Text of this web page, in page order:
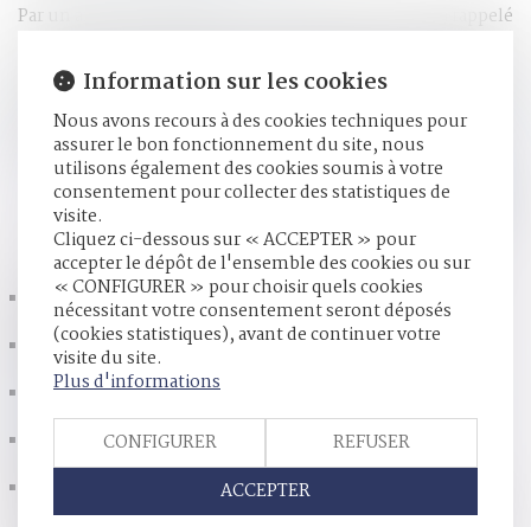
Par un arrêt du 15 janvier 2025, la Cour de cassation a rappelé
que, malgré l'adoption d'un régime de communauté
universelle avec clause d'attribution intégrale au conjoint
survivant (dernier-vivant), les héritiers réservataires
peuvent demander le partage des biens propres du défunt
sur lesquels ils détiennent une quote-part indivise...Lire la
suite
HISTORIQUE
Violence conjugale : le contrôle coercitif, un crime de
liberté désormais dans le droit français
Procréation post mortem : vers une autorisation en
France ?
Indivision successorale et démembrement : la Cour de
cassation tranche en faveur des nus-propriétaires
Devoir conjugal et liberté sexuelle : la CEDH protège le
consentement dans le mariage
Protection de l’enfance : face à une situation
extrêmement dégradée, la Défenseure des droits dénonce
Information sur les cookies
Nous avons recours à des cookies techniques pour
assurer le bon fonctionnement du site, nous
utilisons également des cookies soumis à votre
consentement pour collecter des statistiques de
visite.
Cliquez ci-dessous sur « ACCEPTER » pour
accepter le dépôt de l'ensemble des cookies ou sur
« CONFIGURER » pour choisir quels cookies
nécessitant votre consentement seront déposés
(cookies statistiques), avant de continuer votre
visite du site.
Plus d'informations
CONFIGURER
REFUSER
ACCEPTER